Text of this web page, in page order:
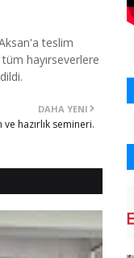
teslim
hayırseverlere
DAHA YENI
ve hazırlık semineri.